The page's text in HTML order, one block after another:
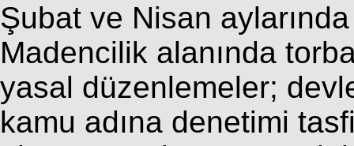
Şubat ve Nisan
Madencilik alanında
yasal düzenlemeler;
kamu adına denetimi